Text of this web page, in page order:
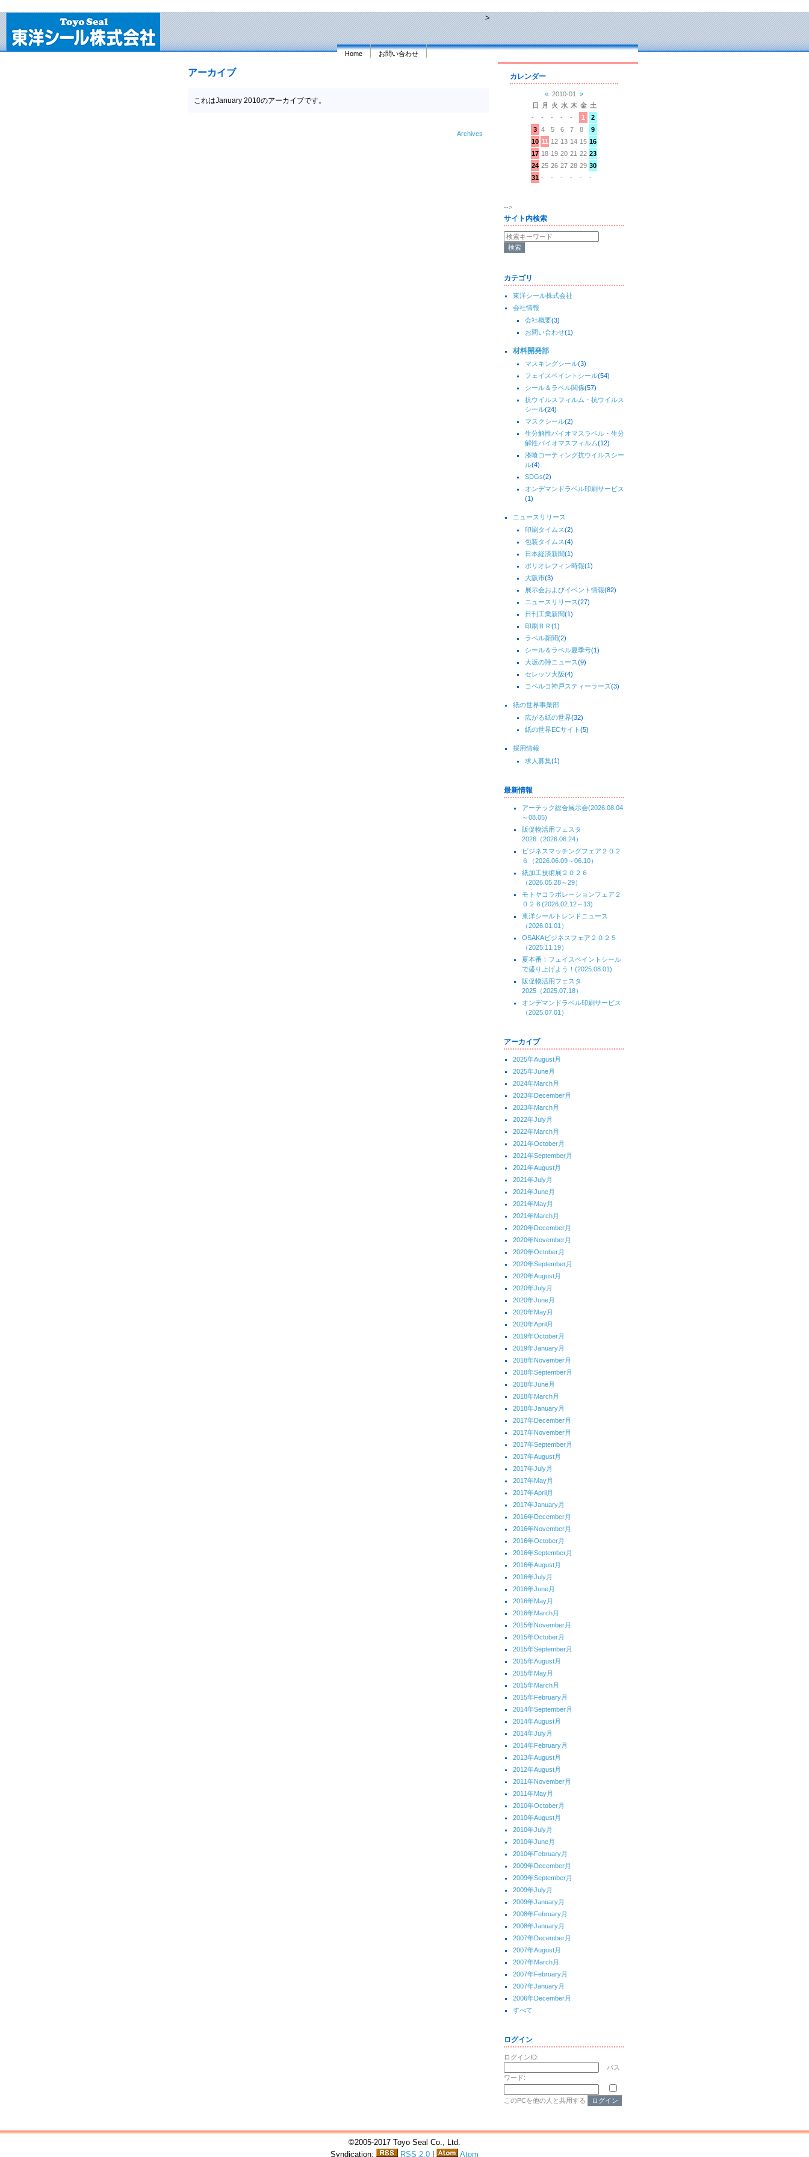
>
Home お問い合わせ
アーカイブ
これはJanuary 2010のアーカイブです。
Archives
カレンダー
« 2010-01
»
日
月 火 水 木 金 土
-
- - - - 1
2
3 4 5 6 7 8
9
10 11 12 13 14 15 16
17 18 19 20 21 22 23
24 25 26 27 28 29 30
31 - - - - - -
-->
サイト内検索
カテゴリ
東洋シール株式会社
会社情報
会社概要(3)
お問い合わせ(1)
材料開発部
マスキングシール(3)
フェイスペイントシール(54)
シール＆ラベル関係(57)
抗ウイルスフィルム・抗ウイルス
シール(24)
マスクシール(2)
生分解性バイオマスラベル・生分
解性バイオマスフィルム(12)
漆喰コーティング抗ウイルスシー
ル(4)
SDGs(2)
オンデマンドラベル印刷サービス
(1)
ニュースリリース
印刷タイムス(2)
包装タイムス(4)
日本経済新聞(1)
ポリオレフィン時報(1)
大阪市(3)
展示会およびイベント情報(82)
ニュースリリース(27)
日刊工業新聞(1)
印刷ＢＲ (1)
ラベル新聞(2)
シール＆ラベル夏季号(1)
大坂の陣ニュース(9)
セレッソ大阪(4)
コベルコ神戸スティーラーズ(3)
紙の世界事業部
広がる紙の世界(32)
紙の世界ECサイト(5)
採用情報
求人募集(1)
最新情報
アーテック総合展示会(2026.08.04
～08.05)
販促物活用フェスタ
2026（2026.06.24）
ビジネスマッチングフェア２０２
６（2026.06.09～06.10）
紙加工技術展２０２６
（2026.05.28～29）
モトヤコラボレーションフェア２
０２６(2026.02.12～13)
東洋シールトレンドニュース
（2026.01.01）
OSAKAビジネスフェア２０２５
（2025.11.19）
夏本番！フェイスペイントシール
で盛り上げよう！(2025.08.01)
販促物活用フェスタ
2025（2025.07.18）
オンデマンドラベル印刷サービス
（2025.07.01）
アーカイブ
2025年August月
2025年June月
2024年March月
2023年December月
2023年March月
2022年July月
2022年March月
2021年October月
2021年September月
2021年August月
2021年July月
2021年June月
2021年May月
2021年March月
2020年December月
2020年November月
2020年October月
2020年September月
2020年August月
2020年July月
2020年June月
2020年May月
2020年April月
2019年October月
2019年January月
2018年November月
2018年September月
2018年June月
2018年March月
2018年January月
2017年December月
2017年November月
2017年September月
2017年August月
2017年July月
2017年May月
2017年April月
2017年January月
2016年December月
2016年November月
2016年October月
2016年September月
2016年August月
2016年July月
2016年June月
2016年May月
2016年March月
2015年November月
2015年October月
2015年September月
2015年August月
2015年May月
2015年March月
2015年February月
2014年September月
2014年August月
2014年July月
2014年February月
2013年August月
2012年August月
2011年November月
2011年May月
2010年October月
2010年August月
2010年July月
2010年June月
2010年February月
2009年December月
2009年September月
2009年July月
2009年January月
2008年February月
2008年January月
2007年December月
2007年August月
2007年March月
2007年February月
2007年January月
2006年December月
すべて
ログイン
ログインID:
パス
ワード:
このPCを他の人と共用する
©2005-2017 Toyo Seal Co., Ltd.
Syndication:
RSS 2.0 Atom